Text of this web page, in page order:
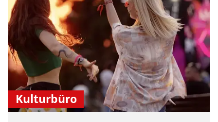
Kulturbüro